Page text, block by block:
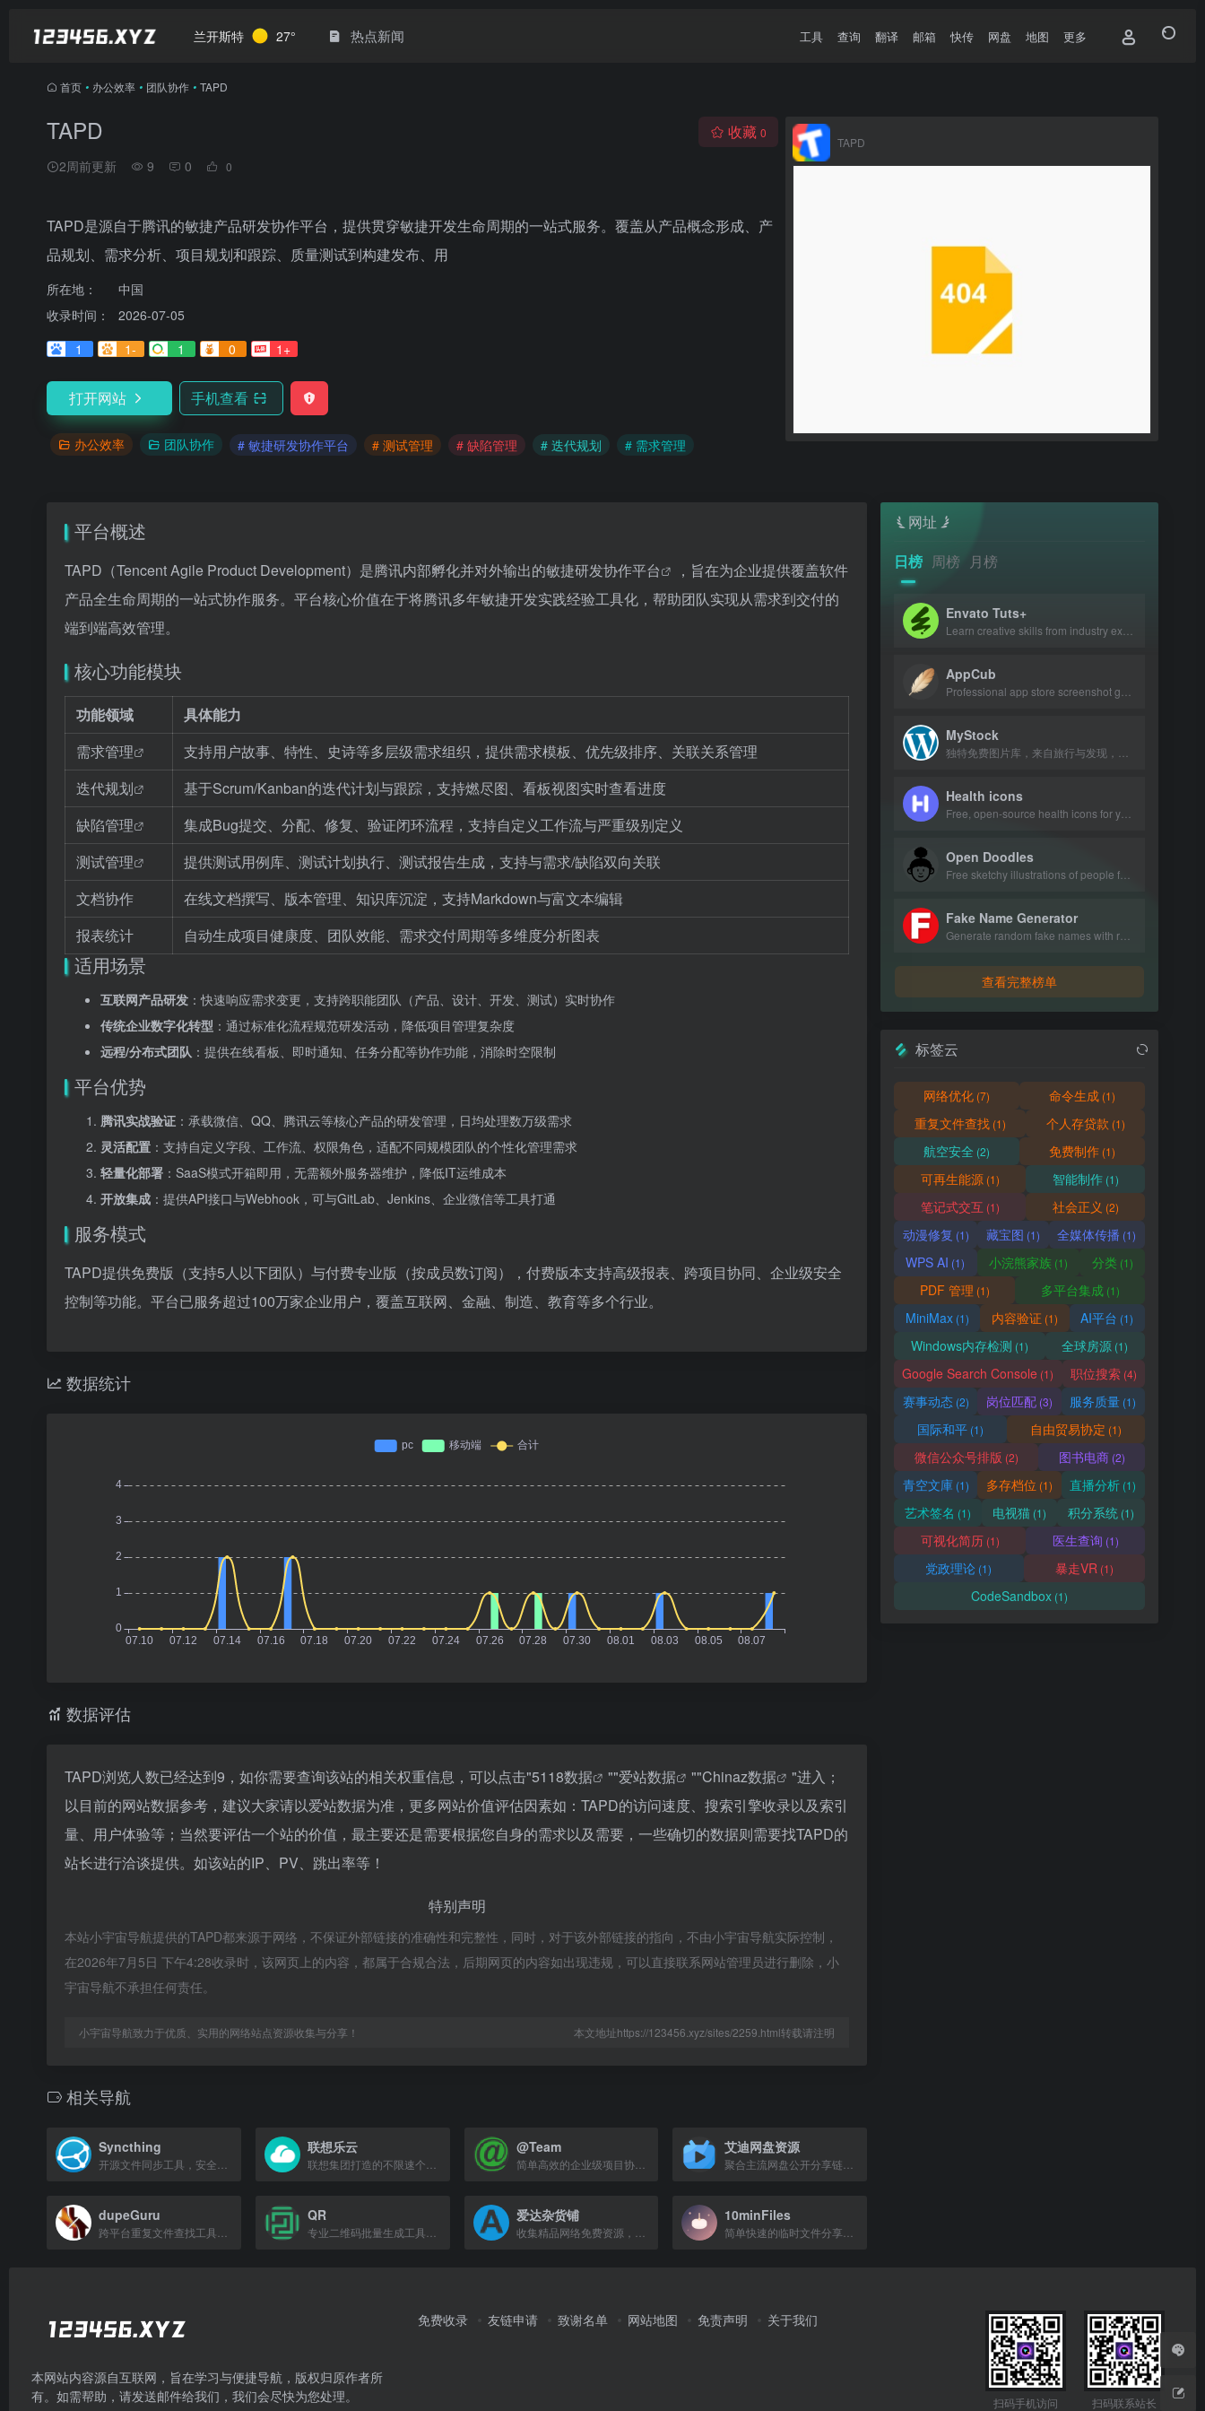
兰开斯特 27° 热点新闻 工具 查询 翻译 邮箱 快传 网盘 地图 更多
首页 • 办公效率 • 团队协作 • TAPD
TAPD
2周前更新 9 0 0
收藏 0
TAPD是源自于腾讯的敏捷产品研发协作平台，提供贯穿敏捷开发生命周期的一站式服务。覆盖从产品概念形成、产
品规划、需求分析、项目规划和跟踪、质量测试到构建发布、用
所在地：
中国
收录时间：
2026-07-05
1
1- 1 0 1+
打开网站 手机查看
办公效率 团队协作 # 敏捷研发协作平台 # 测试管理 # 缺陷管理 # 迭代规划 # 需求管理
TAPD
平台概述
TAPD（Tencent Agile Product Development）是腾讯内部孵化并对外输出的敏捷研发协作平台
，旨在为企业提供覆盖软件
产品全生命周期的一站式协作服务。平台核心价值在于将腾讯多年敏捷开发实践经验工具化，帮助团队实现从需求到交付的
端到端高效管理。
核心功能模块
功能领域
具体能力
需求管理
支持用户故事、特性、史诗等多层级需求组织，提供需求模板、优先级排序、关联关系管理
迭代规划
基于Scrum/Kanban的迭代计划与跟踪，支持燃尽图、看板视图实时查看进度
缺陷管理
集成Bug提交、分配、修复、验证闭环流程，支持自定义工作流与严重级别定义
测试管理
提供测试用例库、测试计划执行、测试报告生成，支持与需求/缺陷双向关联
文档协作
在线文档撰写、版本管理、知识库沉淀，支持Markdown与富文本编辑
报表统计
自动生成项目健康度、团队效能、需求交付周期等多维度分析图表
适用场景
互联网产品研发 ：快速响应需求变更，支持跨职能团队（产品、设计、开发、测试）实时协作
传统企业数字化转型 ：通过标准化流程规范研发活动，降低项目管理复杂度
远程/分布式团队 ：提供在线看板、即时通知、任务分配等协作功能，消除时空限制
平台优势
腾讯实战验证 ：承载微信、QQ、腾讯云等核心产品的研发管理，日均处理数万级需求
灵活配置 ：支持自定义字段、工作流、权限角色，适配不同规模团队的个性化管理需求
轻量化部署 ：SaaS模式开箱即用，无需额外服务器维护，降低IT运维成本
开放集成 ：提供API接口与Webhook，可与GitLab、Jenkins、企业微信等工具打通
服务模式
TAPD提供免费版（支持5人以下团队）与付费专业版（按成员数订阅），付费版本支持高级报表、跨项目协同、企业级安全
控制等功能。平台已服务超过100万家企业用户，覆盖互联网、金融、制造、教育等多个行业。
数据统计
数据评估
TAPD浏览人数已经达到9，如你需要查询该站的相关权重信息，可以点击"5118数据 ""爱站数据 ""Chinaz数据
"进入；
以目前的网站数据参考，建议大家请以爱站数据为准，更多网站价值评估因素如：TAPD的访问速度、搜索引擎收录以及索引
量、用户体验等；当然要评估一个站的价值，最主要还是需要根据您自身的需求以及需要，一些确切的数据则需要找TAPD的
站长进行洽谈提供。如该站的IP、PV、跳出率等！
特别声明
本站小宇宙导航提供的TAPD都来源于网络，不保证外部链接的准确性和完整性，同时，对于该外部链接的指向，不由小宇宙导航实际控制，
在2026年7月5日 下午4:28收录时，该网页上的内容，都属于合规合法，后期网页的内容如出现违规，可以直接联系网站管理员进行删除，小
宇宙导航不承担任何责任。
小宇宙导航致力于优质、实用的网络站点资源收集与分享！ 本文地址https://123456.xyz/sites/2259.html转载请注明
相关导航
Syncthing 联想乐云 @Team
简单高效的企业级项目协作与项目管理工具
艾迪网盘资源
dupeGuru QR 爱达杂货铺 10minFiles
网址
日榜 周榜 月榜
Envato Tuts+
AppCub
MyStock
Health icons
Open Doodles
Fake Name Generator
查看完整榜单
标签云
网络优化 (7) 命令生成 (1)
重复文件查找(1) 个人存贷款 (1)
航空安全 (2) 免费制作 (1)
可再生能源(1) 智能制作(1)
笔记式交互 (1) 社会正义 (2)
动漫修复 (1) 藏宝图 (1) 全媒体传播 (1)
WPS AI (1) 小浣熊家族 (1) 分类 (1)
PDF 管理 (1) 多平台集成(1)
MiniMax(1) 内容验证 (1) AI平台 (1)
Windows内存检测 (1) 全球房源 (1)
Google Search Console (1) 职位搜索(4)
赛事动态(2) 岗位匹配(3) 服务质量 (1)
国际和平 (1) 自由贸易协定 (1)
微信公众号排版 (2) 图书电商(2)
青空文庫(1) 多存档位 (1) 直播分析 (1)
艺术签名 (1) 电视猫 (1) 积分系统 (1)
可视化简历(1) 医生查询 (1)
党政理论 (1) 暴走VR (1)
CodeSandbox (1)
本网站内容源自互联网，旨在学习与便捷导航，版权归原作者所
有。如需帮助，请发送邮件给我们，我们会尽快为您处理。
免费收录 友链申请 致谢名单 网站地图 免责声明 关于我们
扫码手机访问 扫码联系站长